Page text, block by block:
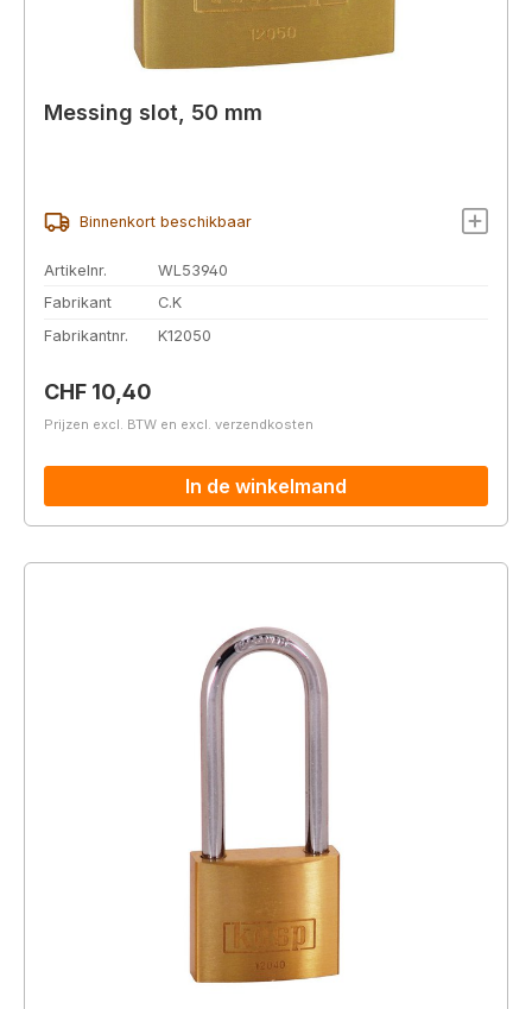
Messing slot, 50 mm
Binnenkort beschikbaar
Artikelnr.
WL53940
Fabrikant
C.K
Fabrikantnr.
K12050
Normale prijs:
CHF 10,40
Prijzen excl. BTW en excl. verzendkosten
In de winkelmand